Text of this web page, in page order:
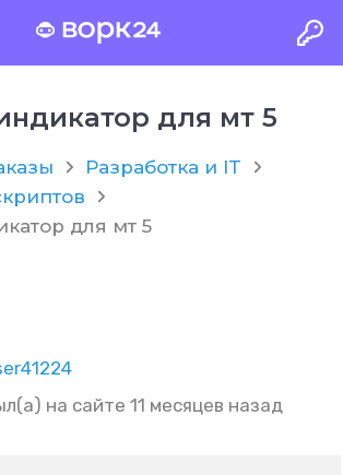
для мт 5
Разработка и IT
для мт 5
на сайте 11 месяцев назад